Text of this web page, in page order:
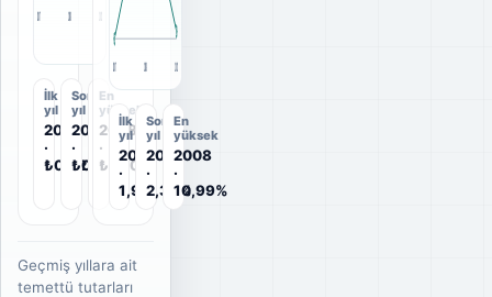
2007 2008 2012
İlk
yıl
2007
·
₺0,02
Son
yıl
2012
·
₺0,03
En
yüksek
2008
·
₺0,10
2007 2008 2012
İlk
yıl
2007
·
1,9%
Son
yıl
2012
·
2,34%
En
yüksek
2008
·
10,99%
Geçmiş yıllara ait
temettü tutarları